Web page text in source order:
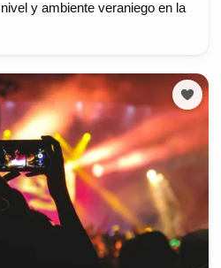
y ambiente veraniego en la